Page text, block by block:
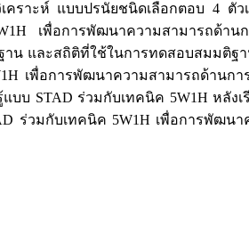
คราะห์ แบบปรนัยชนิดเลือกตอบ 4 ตั
เพื่อการพัฒนาความสามารถด้าน
ละสถิติที่ใช้ในการทดสอบสมมติฐานใ
เพื่อการพัฒนาความสามารถด้านกา
บบ STAD ร่วมกับเทคนิค 5W1H หลัง
ร่วมกับเทคนิค 5W1H เพื่อการพัฒน